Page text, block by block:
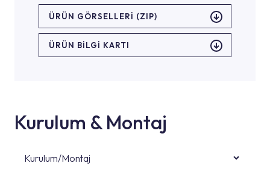
ÜRÜN GÖRSELLERI (ZIP)
ÜRÜN BILGI KARTI
Kurulum & Montaj
Kurulum/Montaj